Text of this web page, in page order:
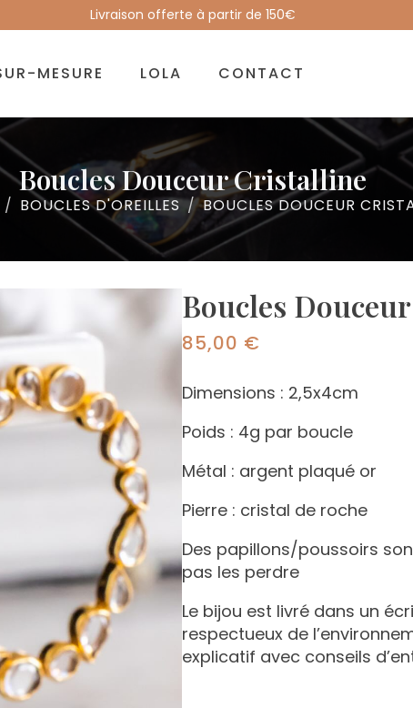
Livraison offerte à partir de 150€
MESURE LOLA
CONTACT
Boucles Douceur Cristalline
BOUCLES D'OREILLES BOUCLES DOUCEUR
Boucles
85,00 €
Dimensions : 2,5x4cm
Poids : 4g par boucle
Métal : argent plaqué or
Pierre : cristal de roche
Des papillons/poussoirs
pas les perdre
Le bijou est livré dans un
respectueux de
explicatif avec conseils